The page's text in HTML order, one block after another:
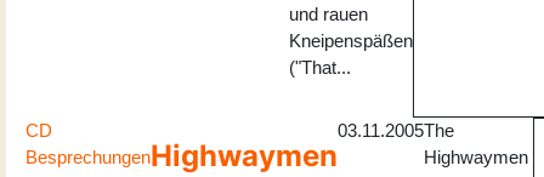
und rauen
Kneipenspäßen
("That...
CD
BesprechungenHighwaymen
03.11.2005The
Highwaymen